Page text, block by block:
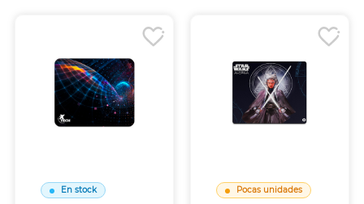
En stock Pocas unidades